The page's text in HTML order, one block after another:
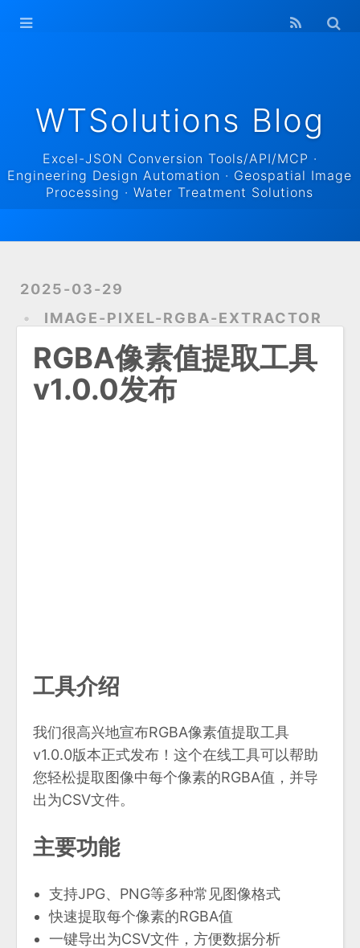
WTSolutions Blog
Excel-JSON Conversion Tools/API/MCP ·
Engineering Design Automation · Geospatial Image
Processing · Water Treatment Solutions
2025-03-29
IMAGE-PIXEL-RGBA-EXTRACTOR
RGBA像素值提取工具
v1.0.0发布
工具介绍
我们很高兴地宣布RGBA像素值提取工具
v1.0.0版本正式发布！这个在线工具可以帮助
您轻松提取图像中每个像素的RGBA值，并导
出为CSV文件。
主要功能
支持JPG、PNG等多种常见图像格式
快速提取每个像素的RGBA值
一键导出为CSV文件，方便数据分析
WTSolutions